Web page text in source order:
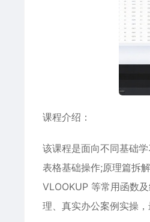
课程介绍：
该课程是面向不同基础
表格基础操作;原理篇拆
VLOOKUP 等常用函数
理、真实办公案例实操